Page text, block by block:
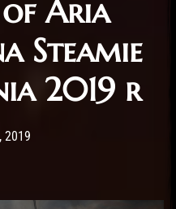
of Aria
Steamie
2019 r
published by
2019